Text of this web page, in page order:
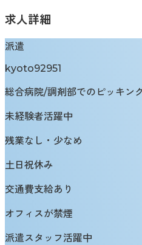
求人詳細
派遣
kyoto92951
総合病院/調剤部でのピッキン
未経験者活躍中
残業なし・少なめ
土日祝休み
交通費支給あり
オフィスが禁煙
派遣スタッフ活躍中